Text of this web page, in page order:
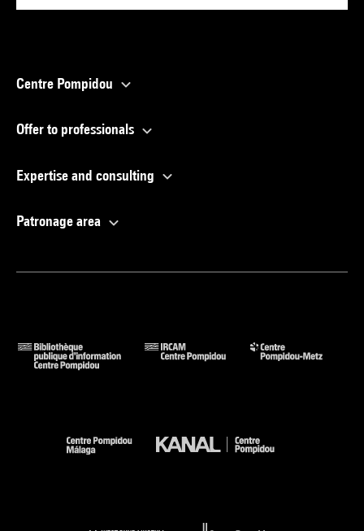
Centre Pompidou
Offer to professionals
Expertise and consulting
Patronage area